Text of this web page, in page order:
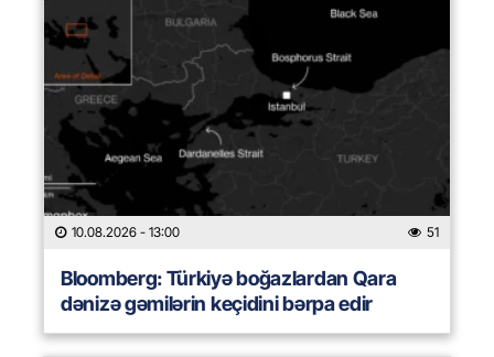
10.08.2026 - 13:00 51
Bloomberg: Türkiyə boğazlardan Qara
dənizə gəmilərin keçidini bərpa edir